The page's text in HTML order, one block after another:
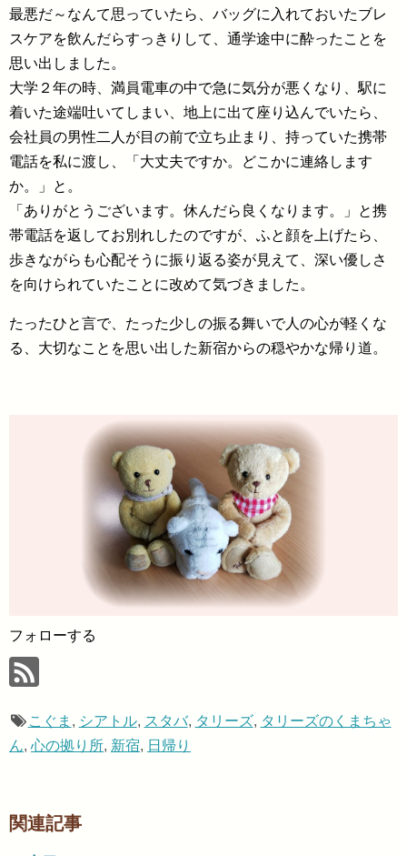
最悪だ～なんて思っていたら、バッグに入れておいたブレ
スケアを飲んだらすっきりして、通学途中に酔ったことを
思い出しました。
大学２年の時、満員電車の中で急に気分が悪くなり、駅に
着いた途端吐いてしまい、地上に出て座り込んでいたら、
会社員の男性二人が目の前で立ち止まり、持っていた携帯
電話を私に渡し、「大丈夫ですか。どこかに連絡します
か。」と。
「ありがとうございます。休んだら良くなります。」と携
帯電話を返してお別れしたのですが、ふと顔を上げたら、
歩きながらも心配そうに振り返る姿が見えて、深い優しさ
を向けられていたことに改めて気づきました。
たったひと言で、たった少しの振る舞いで人の心が軽くな
る、大切なことを思い出した新宿からの穏やかな帰り道。
フォローする
こぐま , シアトル, スタバ, タリーズ, タリーズのくまちゃ
ん, 心の拠り所, 新宿, 日帰り
関連記事